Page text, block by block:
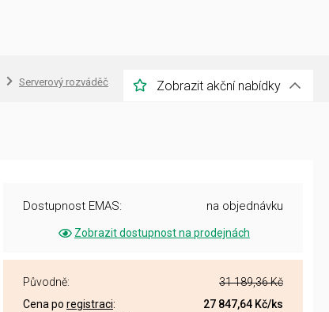
Serverový rozváděč Zobrazit akční nabídky
Dostupnost EMAS: na objednávku
Zobrazit dostupnost na prodejnách
Původně:
31 189,36 Kč
Cena po registraci: 27 847,64 Kč/ks